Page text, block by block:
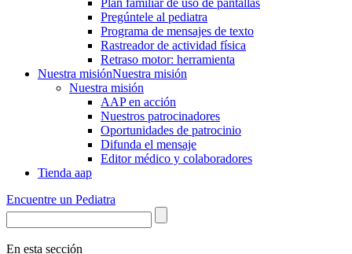
Plan familiar de uso de pantallas
Pregúntele al pediatra
Programa de mensajes de texto
Rastre​​ador de activida​d física
Retraso motor: herramienta
Nuestra misiónNuestra misión
Nuestra misión
AAP en acción
Nuestros patrocinadores
Oportunidades de patrocinio
Difunda el mensaje
Editor médico y colaboradores
Tienda aap
Encuentre un Pediatra
En esta sección